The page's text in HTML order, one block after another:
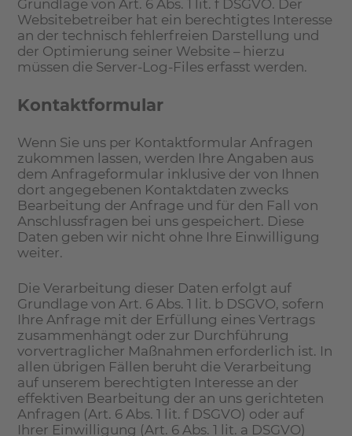
Grundlage von Art. 6 Abs. 1 lit. f DSGVO. Der
Websitebetreiber hat ein berechtigtes Interesse
an der technisch fehlerfreien Darstellung und
der Optimierung seiner Website – hierzu
müssen die Server-Log-Files erfasst werden.
Kontaktformular
Wenn Sie uns per Kontaktformular Anfragen
zukommen lassen, werden Ihre Angaben aus
dem Anfrageformular inklusive der von Ihnen
dort angegebenen Kontaktdaten zwecks
Bearbeitung der Anfrage und für den Fall von
Anschlussfragen bei uns gespeichert. Diese
Daten geben wir nicht ohne Ihre Einwilligung
weiter.
Die Verarbeitung dieser Daten erfolgt auf
Grundlage von Art. 6 Abs. 1 lit. b DSGVO, sofern
Ihre Anfrage mit der Erfüllung eines Vertrags
zusammenhängt oder zur Durchführung
vorvertraglicher Maßnahmen erforderlich ist. In
allen übrigen Fällen beruht die Verarbeitung
auf unserem berechtigten Interesse an der
effektiven Bearbeitung der an uns gerichteten
Anfragen (Art. 6 Abs. 1 lit. f DSGVO) oder auf
Ihrer Einwilligung (Art. 6 Abs. 1 lit. a DSGVO)